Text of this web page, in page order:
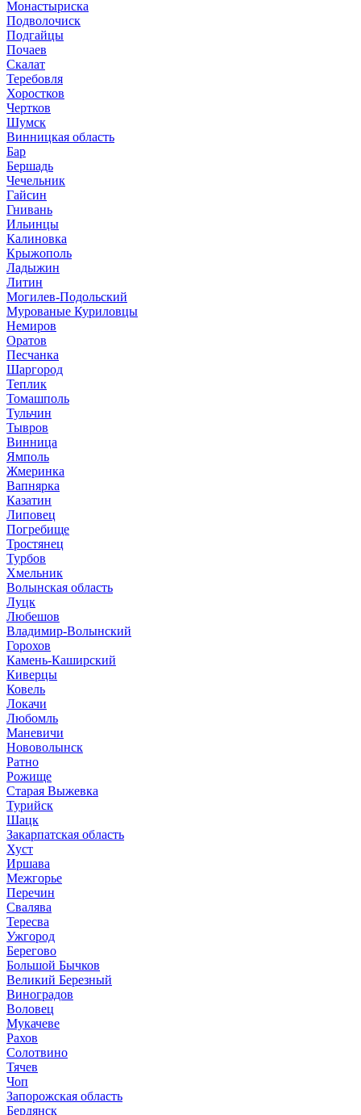
Монастыриска
Подволочиск
Подгайцы
Почаев
Скалат
Теребовля
Хоростков
Чертков
Шумск
Винницкая область
Бар
Бершадь
Чечельник
Гайсин
Гнивань
Ильинцы
Калиновка
Крыжополь
Ладыжин
Литин
Могилев-Подольский
Мурованые Куриловцы
Немиров
Оратов
Песчанка
Шаргород
Теплик
Томашполь
Тульчин
Тывров
Винница
Ямполь
Жмеринка
Вапнярка
Казатин
Липовец
Погребище
Тростянец
Турбов
Хмельник
Волынская область
Луцк
Любешов
Владимир-Волынский
Горохов
Камень-Каширский
Киверцы
Ковель
Локачи
Любомль
Маневичи
Нововолынск
Ратно
Рожище
Старая Выжевка
Турийск
Шацк
Закарпатская область
Хуст
Иршава
Межгорье
Перечин
Свалява
Тересва
Ужгород
Берегово
Большой Бычков
Великий Березный
Виноградов
Воловец
Мукачеве
Рахов
Солотвино
Тячев
Чоп
Запорожская область
Бердянск